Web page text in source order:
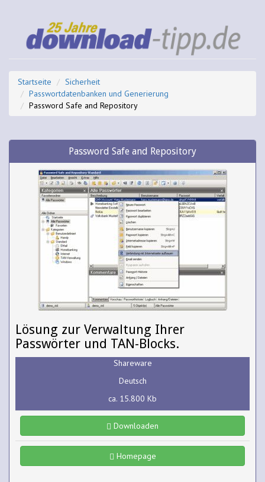
Startseite
Sicherheit
Passwortdatenbanken und Generierung
Password Safe and Repository
Password Safe and Repository
Lösung zur Verwaltung Ihrer
Passwörter und TAN-Blocks.
Shareware
Deutsch
ca. 15.800 Kb
Downloaden
Homepage